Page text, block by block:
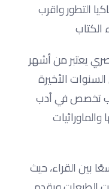
التطور واقرب
الكتاب
يعتبر من أشهر
الأخيرة
تخصص في أدب
بين القراء، حيث